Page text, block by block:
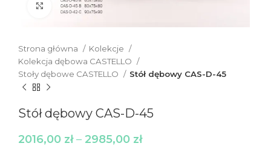
Click to enlarge
Strona główna
Kolekcje
Kolekcja dębowa CASTELLO
Stoły dębowe CASTELLO
Stół dębowy CAS-D-45
Stół dębowy CAS-D-45
2016,00 zł– 2985,00 zł